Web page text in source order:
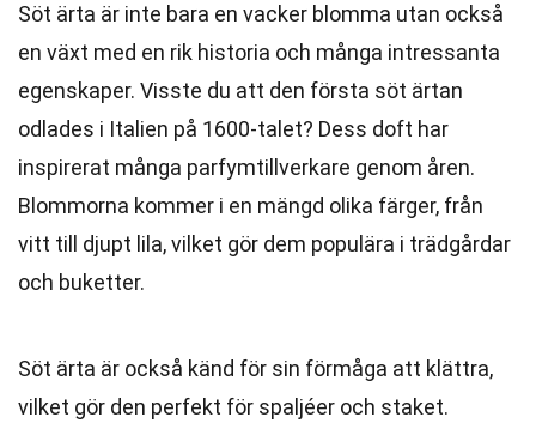
Söt ärta är inte bara en vacker blomma utan också
en växt med en rik historia och många intressanta
egenskaper. Visste du att den första söt ärtan
odlades i Italien på 1600-talet? Dess doft har
inspirerat många parfymtillverkare genom åren.
Blommorna kommer i en mängd olika färger, från
vitt till djupt lila, vilket gör dem populära i trädgårdar
och buketter.
Söt ärta är också känd för sin förmåga att klättra,
vilket gör den perfekt för spaljéer och staket.